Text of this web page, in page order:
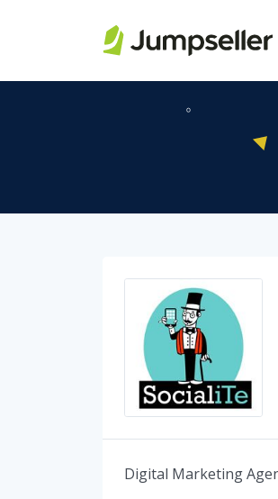
Digital Marketing